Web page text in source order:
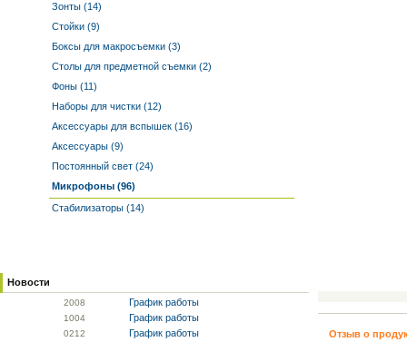
Зонты (14)
Стойки (9)
Боксы для макросъемки (3)
Столы для предметной съемки (2)
Фоны (11)
Наборы для чистки (12)
Аксессуары для вспышек (16)
Аксессуары (9)
Постоянный свет (24)
Микрофоны (96)
Стабилизаторы (14)
Новости
2008 График работы
1004 График работы
0212 График работы Отзыв о